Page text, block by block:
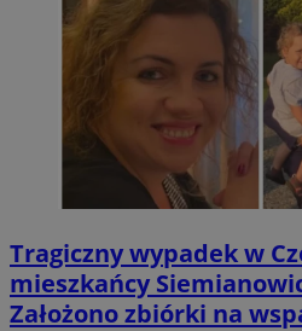
Tragiczny wypadek w
mieszkańcy
Założono zbiórki na